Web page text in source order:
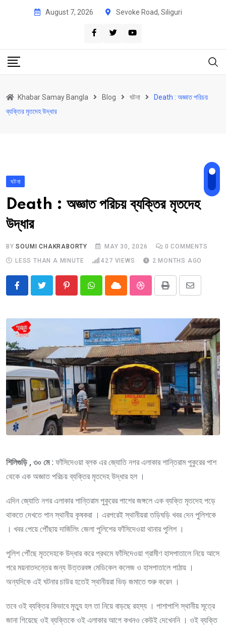
August 7, 2026 Sevoke Road, Siliguri
Khabar Samay Bangla Blog ঘটনা
Death : অজ্ঞাত পরিচয়
ব্যক্তির মৃতদেহ উদ্ধার
ঘটনা
Death : অজ্ঞাত পরিচয় ব্যক্তির মৃতদেহ
উদ্ধার
BYSOUMI CHAKRABORTY MAY 30, 2026 0 COMMENTS
LESS THAN A MINUTE
427 VIEWS 2 MONTHS AGO
PinterestWhatsappCloud StumbleUpon
Print
Share
Email
শিলিগুড়ি , ৩০ মে : ফাঁসিদেওয়া ব্লক এর জ্যোতি নগর এলাকার শান্তিরাম পুকুরের পাশ
থেকে এক অজ্ঞাত পরিচয় ব্যক্তির মৃতদেহ উদ্ধার হল ।
এদিন জ্যোতি নগর এলাকার শান্তিরাম পুকুরের পাশের জঙ্গলে এক ব্যক্তি মৃতদেহ পড়ে
থাকতে দেখতে পান স্থানীয় কৃষকরা । এরপরেই স্থানীয়রা তড়িঘড়ি খবর দেন পুলিশকে
। খবর পেয়ে পৌঁছায় দার্জিলিং জেলা পুলিশের ফাঁসিদেওয়া থানার পুলিশ ।
পুলিশ পৌঁছে মৃতদেহকে উদ্ধার করে প্রথমে ফাঁসিদেওয়া গ্রামীণ হাসপাতালে নিয়ে আসে
পরে ময়নাতদন্তের জন্য উত্তরবঙ্গ মেডিকেল কলেজ ও হাসপাতালে পাঠায় ।
অন্যদিকে এই ঘটনার চাউর হতেই স্থানীয়রা ভিড় জমাতে শুরু করেন ।
তবে ওই ব্যক্তির কিভাবে মৃত্যু হল তা নিয়ে বাড়ছে রহস্য । পাশাপাশি স্থানীয় সূত্রে
জানা গিয়েছে ওই ব্যক্তিকে ওই এলাকার আগে কখনও কেউই দেখেননি । ওই ব্যক্তি